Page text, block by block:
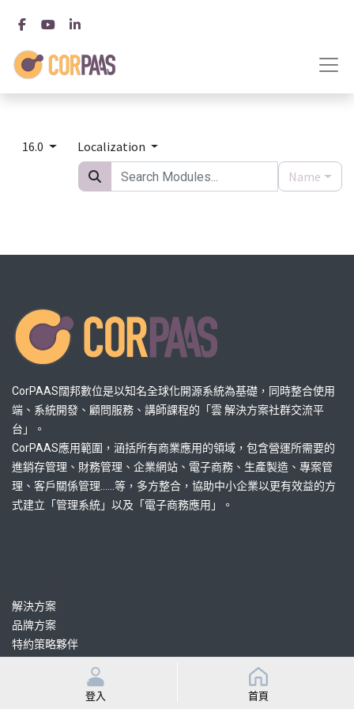
16.0
Localization
Name
CorPAAS闊邦數位是以知名全球化開源系統為基礎，同時整合使用
端、系統開發、顧問服務、講師課程的「雲 解決方案社群交流平
台」。
CorPAAS應用範圍，涵括所有商業應用的領域，包含營運所需要的
進銷存管理、財務管理、企業網站、電子商務、生產製造、專案管
理、客戶關係管理......等，多方整合，協助中小企業以更有效益的方
式建立「管理系統」以及「電子商務應用」。
解決方案
品牌方案
特約策略夥伴
登入 首頁